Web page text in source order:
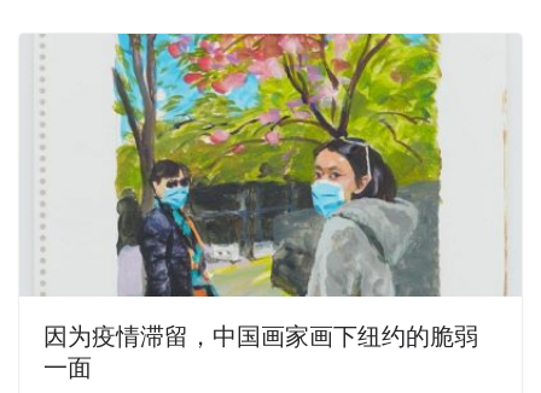
因为疫情滞留，中国画家画下纽约的脆弱
一面